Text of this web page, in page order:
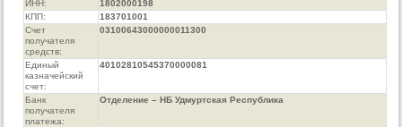
ИНН:
1802000198
КПП:
183701001
Счет
получателя
средств:
03100643000000011300
Единый
казначейский
счет:
40102810545370000081
Банк
получателя
платежа:
Отделение – НБ Удмуртская Республика